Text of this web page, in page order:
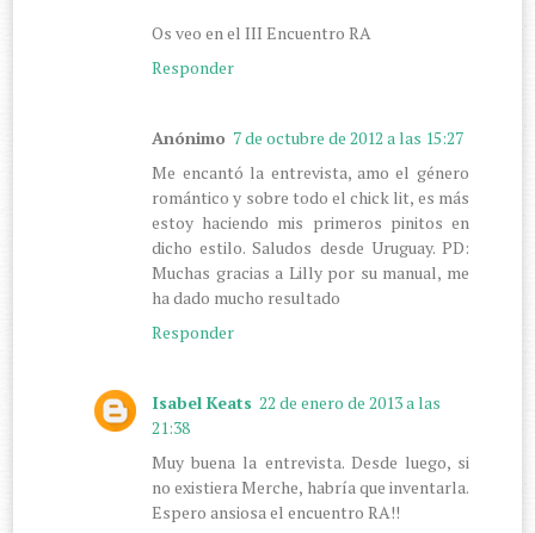
Os veo en el III Encuentro RA
Responder
Anónimo 7 de octubre de 2012 a las 15:27
Me encantó la entrevista, amo el género
romántico y sobre todo el chick lit, es más
estoy haciendo mis primeros pinitos en
dicho estilo. Saludos desde Uruguay. PD:
Muchas gracias a Lilly por su manual, me
ha dado mucho resultado
Responder
Isabel Keats 22 de enero de 2013 a las
21:38
Muy buena la entrevista. Desde luego, si
no existiera Merche, habría que inventarla.
Espero ansiosa el encuentro RA!!